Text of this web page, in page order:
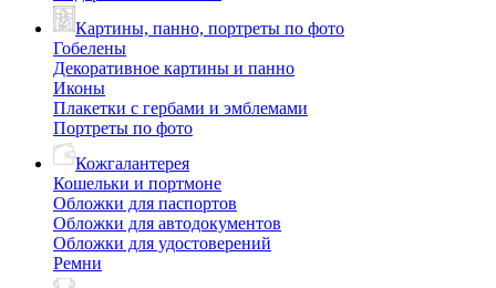
Картины, панно, портреты по фото
Гобелены
Декоративное картины и панно
Иконы
Плакетки с гербами и эмблемами
Портреты по фото
Кожгалантерея
Кошельки и портмоне
Обложки для паспортов
Обложки для автодокументов
Обложки для удостоверений
Ремни